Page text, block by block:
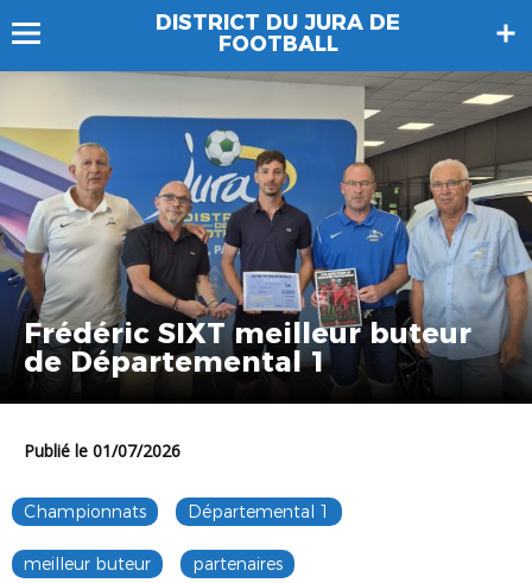
DISTRICT DU JURA DE
FOOTBALL
Frédéric SIXT meilleur buteur
de Départemental 1
Publié le 01/07/2026
Championnats Départemental 1
meilleur buteur partenaires